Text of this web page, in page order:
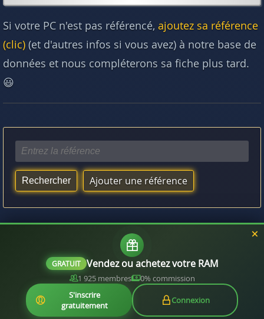
Si votre PC n'est pas référencé, ajoutez sa référence
(clic) (et d'autres infos si vous avez) à notre base de
données et nous compléterons sa fiche plus tard.
😃
Ajouter une référence
Vous aimerez aussi :
Quelle RAM est compatible avec mon processeur ?
GRATUIT Vendez ou achetez votre RAM
1 925 membres
0% commission
S'inscrire
gratuitement
Connexion